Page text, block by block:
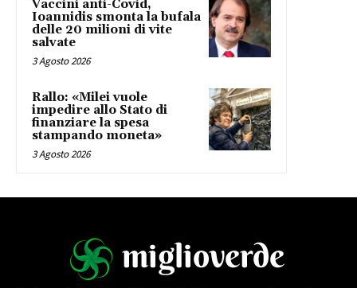
Vaccini anti-Covid,
Ioannidis smonta la bufala
delle 20 milioni di vite
salvate
3 Agosto 2026
Rallo: «Milei vuole
impedire allo Stato di
finanziare la spesa
stampando moneta»
3 Agosto 2026